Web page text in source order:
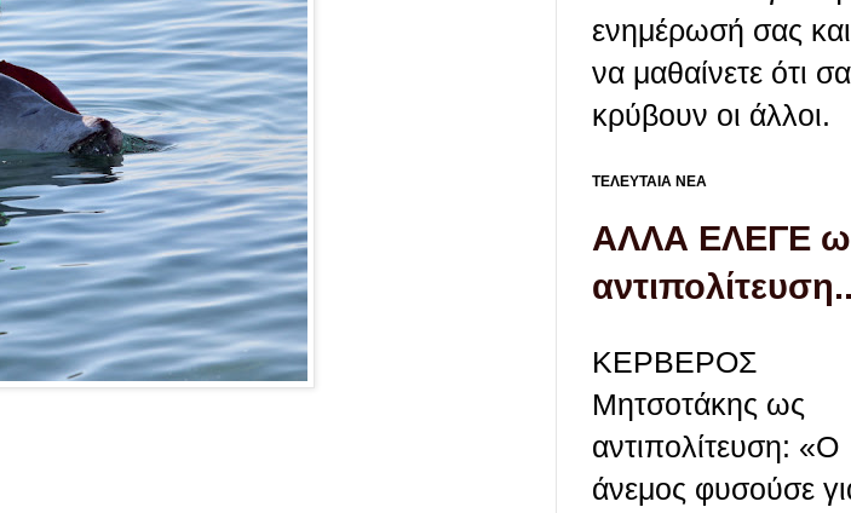
ενημέρωσή σας
να μαθαίνετε ότι
κρύβουν οι άλλοι.
ΤΕΛΕΥΤΑΙΑ ΝΕΑ
ΑΛΛΑ ΕΛΕΓΕ
ΚΕΡΒΕΡΟΣ
Μητσοτάκης ως
αντιπολίτευση: «Ο
άνεμος φυσούσε